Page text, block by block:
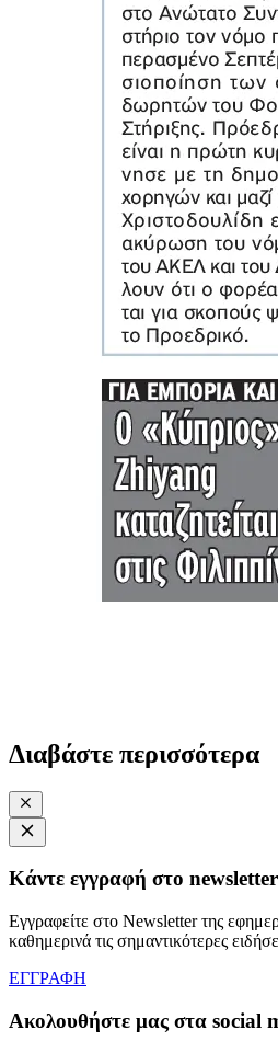
Διαβάστε περισσότερα
Κάντε εγγραφή στο
Εγγραφείτε στο Newsletter της
καθημερινά τις σημαντικότερες
ΕΓΓΡΑΦΗ
Ακολουθήστε μας στα social